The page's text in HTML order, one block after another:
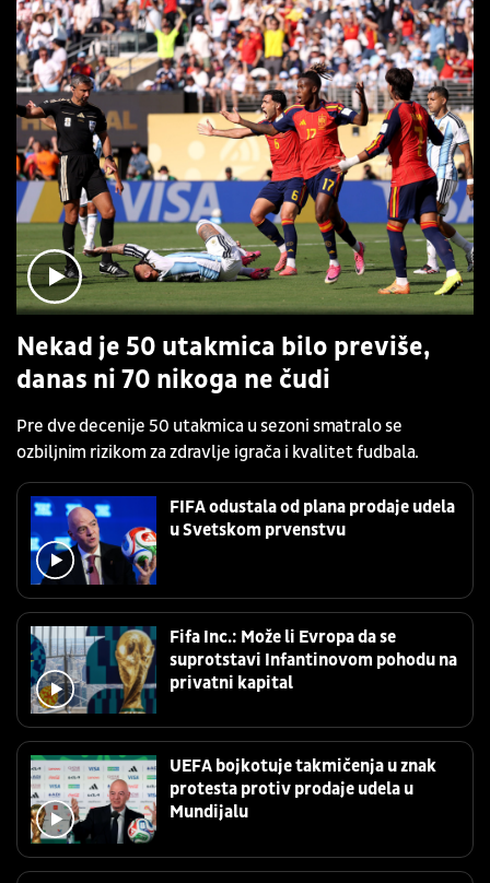
Nekad je 50 utakmica bilo previše,
danas ni 70 nikoga ne čudi
Pre dve decenije 50 utakmica u sezoni smatralo se
ozbiljnim rizikom za zdravlje igrača i kvalitet fudbala.
FIFA odustala od plana prodaje udela
u Svetskom prvenstvu
Fifa Inc.: Može li Evropa da se
suprotstavi Infantinovom pohodu na
privatni kapital
UEFA bojkotuje takmičenja u znak
protesta protiv prodaje udela u
Mundijalu